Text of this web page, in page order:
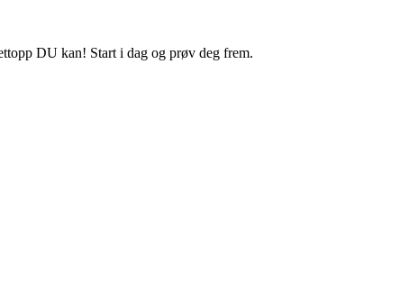
DU kan! Start i dag og prøv deg frem.